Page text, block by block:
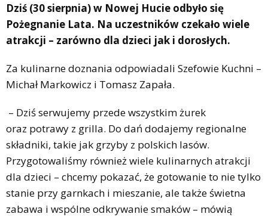
Dziś (30 sierpnia) w Nowej Hucie odbyło się
Pożegnanie Lata. Na uczestników czekało wiele
atrakcji – zarówno dla dzieci jak i dorosłych.
Za kulinarne doznania odpowiadali Szefowie Kuchni –
Michał Markowicz i Tomasz Zapała.
– Dziś serwujemy przede wszystkim żurek
oraz potrawy z grilla. Do dań dodajemy regionalne
składniki, takie jak grzyby z polskich lasów.
Przygotowaliśmy również wiele kulinarnych atrakcji
dla dzieci – chcemy pokazać, że gotowanie to nie tylko
stanie przy garnkach i mieszanie, ale także świetna
zabawa i wspólne odkrywanie smaków – mówią